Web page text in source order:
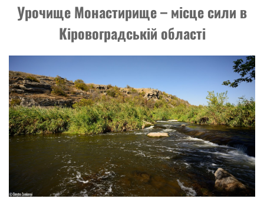
Урочище Монастирище – місце сили в
Кіровоградській області